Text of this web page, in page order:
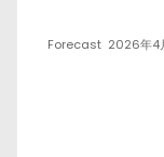
Forecast 2026年4